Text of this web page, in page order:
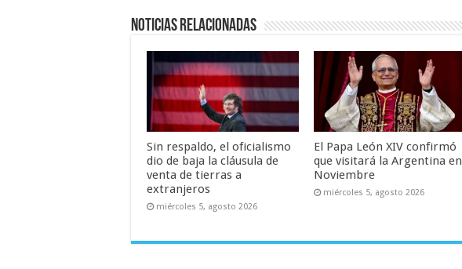
Noticias relacionadas
Sin respaldo, el oficialismo
dio de baja la cláusula de
venta de tierras a
extranjeros
miércoles 5, agosto 2026
El Papa León XIV confirmó
que visitará la Argentina en
Noviembre
miércoles 5, agosto 2026